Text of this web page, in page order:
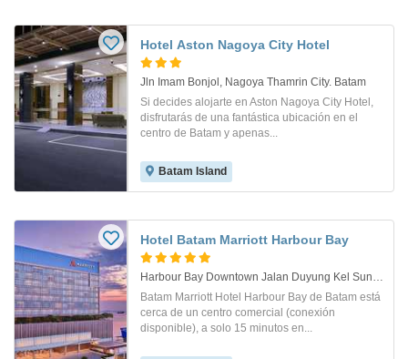
Hotel Aston Nagoya City Hotel
Jln Imam Bonjol, Nagoya Thamrin City. Batam
Si decides alojarte en Aston Nagoya City Hotel,
disfrutarás de una fantástica ubicación en el
centro de Batam y apenas...
Batam Island
Hotel Batam Marriott Harbour Bay
Harbour Bay Downtown Jalan Duyung Kel Sungai Jodoh. Batam
Batam Marriott Hotel Harbour Bay de Batam está
cerca de un centro comercial (conexión
disponible), a solo 15 minutos en...